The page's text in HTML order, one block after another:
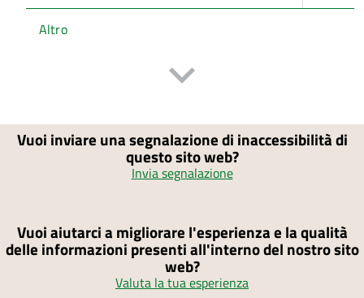
Altro
Vuoi inviare una segnalazione di inaccessibilità di
questo sito web?
Invia segnalazione
Vuoi aiutarci a migliorare l'esperienza e la qualità
delle informazioni presenti all'interno del nostro sito
web?
Valuta la tua esperienza